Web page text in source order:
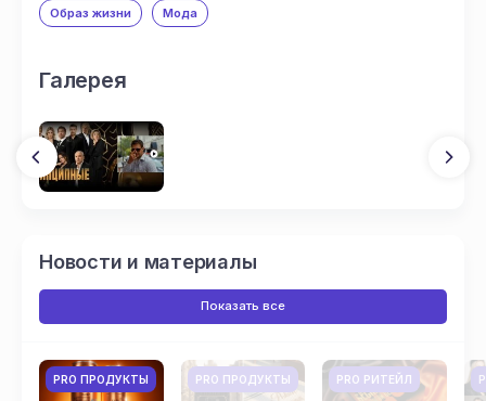
Образ жизни Мода
Галерея
Новости и материалы
Показать все
PRO ПРОДУКТЫ PRO ПРОДУКТЫ PRO РИТЕЙЛ